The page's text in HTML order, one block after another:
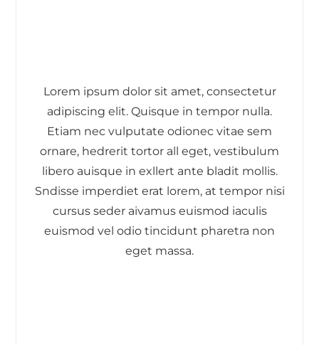
Lorem ipsum dolor sit amet, consectetur
adipiscing elit. Quisque in tempor nulla.
Etiam nec vulputate odionec vitae sem
ornare, hedrerit tortor all eget, vestibulum
libero auisque in exllert ante bladit mollis.
Sndisse imperdiet erat lorem, at tempor nisi
cursus seder aivamus euismod iaculis
euismod vel odio tincidunt pharetra non
eget massa.